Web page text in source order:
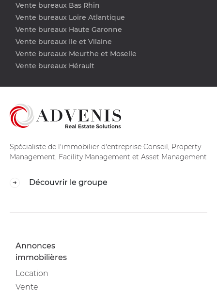
Vente bureaux Bas Rhin
Vente bureaux Loire Atlantique
Vente bureaux Haute Garonne
Vente bureaux Ile et Vilaine
Vente bureaux Meurthe et Moselle
Vente bureaux Hérault
Spécialiste de l'immobilier d'entreprise Conseil, Property
Management, Facility Management et Asset Management
Découvrir le groupe
Annonces
immobilières
Location
Vente